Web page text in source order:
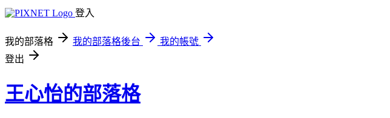
登入
我的部落格 我的部落格後台
我的帳號
登出
王心怡的部落格